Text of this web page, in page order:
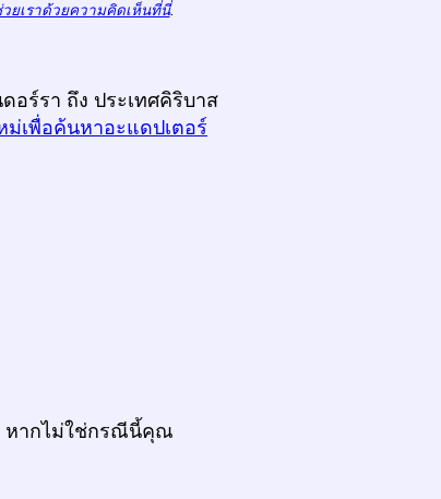
วยเราด้วยความคิดเห็นที่นี่.
อร์รา ถึง ประเทศคิริบาส
ม่เพื่อค้นหาอะแดปเตอร์
หากไม่ใช่กรณีนี้คุณ